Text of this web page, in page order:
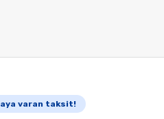
aya varan taksit!